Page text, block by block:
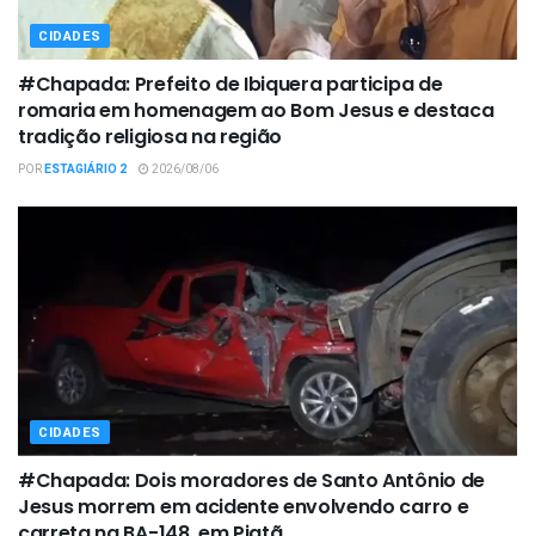
CIDADES
#Chapada: Prefeito de Ibiquera participa de
romaria em homenagem ao Bom Jesus e destaca
tradição religiosa na região
PORESTAGIÁRIO 2 2026/08/06
CIDADES
#Chapada: Dois moradores de Santo Antônio de
Jesus morrem em acidente envolvendo carro e